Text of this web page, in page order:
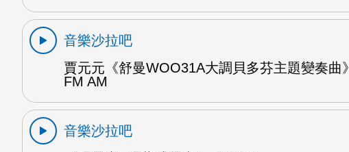
音樂沙拉吧
賈元元《舒曼WOO31A大調貝多芬主題變奏曲》
FM AM
音樂沙拉吧